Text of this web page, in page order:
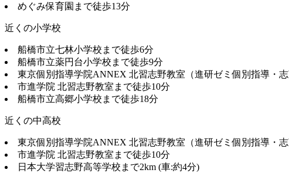
めぐみ保育園まで徒歩13分
近くの小学校
船橋市立七林小学校まで徒歩6分
船橋市立薬円台小学校まで徒歩9分
東京個別指導学院ANNEX 北習志野教室（進研ゼミ個別指導・
市進学院 北習志野教室まで徒歩10分
船橋市立高郷小学校まで徒歩18分
近くの中高校
東京個別指導学院ANNEX 北習志野教室（進研ゼミ個別指導・
市進学院 北習志野教室まで徒歩10分
日本大学習志野高等学校まで2km (車:約4分)